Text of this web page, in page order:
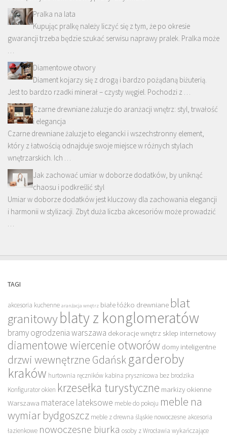
Pralka na lata
Kupując pralkę należy liczyć się z tym, że po okresie
gwarancji trzeba będzie szukać serwisu naprawy pralek. Pralka może
Diamentowe otwory
Diament kojarzy się z drogą i bardzo pożądaną biżuterią.
Jest to bardzo rzadki minerał – czysty węgiel. Pochodzi z …
Czarne drewniane żaluzje do aranżacji wnętrz: styl, trwałość
i elegancja
Czarne drewniane żaluzje to elegancki i wszechstronny element,
który z łatwością odnajduje swoje miejsce w różnych stylach
wnętrzarskich. Ich …
Jak zachować umiar w doborze dodatków, by uniknąć
chaosu i podkreślić styl
Umiar w doborze dodatków jest kluczowy dla zachowania elegancji
i harmonii w stylizacji. Zbyt duża liczba akcesoriów może prowadzić
TAGI
akcesoria kuchenne aranżacja wnętrz białe łóżko drewniane blat
granitowyblaty z konglomeratów
bramy ogrodzenia warszawa dekoracje wnętrz sklep internetowy
diamentowe wiercenie otworów domy inteligentne
drzwi wewnętrzne Gdańsk garderoby
kraków hurtownia ręczników kabina prysznicowa bez brodzika
Konfigurator okien krzesełka turystyczne markizy okienne
Warszawa materace lateksowe meble do pokoju meble na
wymiar bydgoszcz meble z drewna śląskie nowoczesne akcesoria
łazienkowe nowoczesne biurka osoby z Wrocławia wykańczające